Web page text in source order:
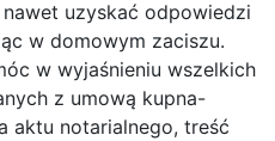
uzyskać odpowiedzi
w domowym zaciszu.
w wyjaśnieniu wszelkich
z umową kupna-
aktu notarialnego, treść